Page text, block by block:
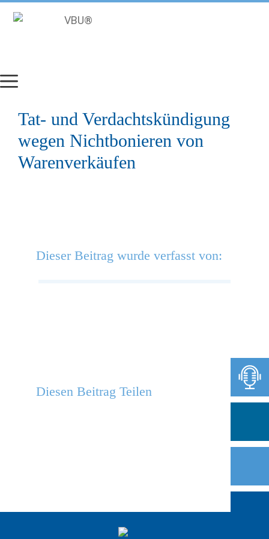
Inhalt
Tat- und Verdachtskündigung
wegen Nichtbonieren von
Warenverkäufen
Dieser Beitrag wurde verfasst von:
Diesen Beitrag Teilen